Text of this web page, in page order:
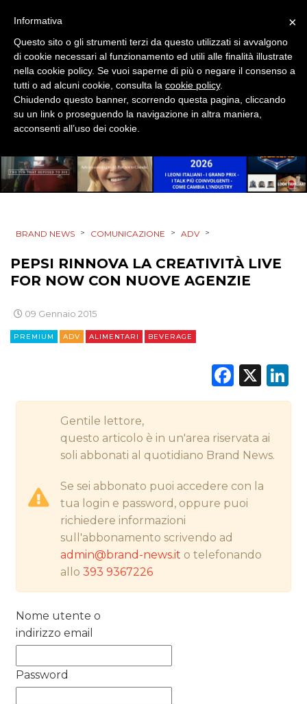
EVENTI
MOBILE
PROMOZIONI
PRODOTTI
STRATEGIE
CINEMA
ESTERNA
TV
RICERCHE
PREVISIONI/SCENARI
BRAND NEWS > COMUNICAZIONE > ADV >
PEPSI RINNOVA LA CREATIVITÀ LIVE
FOR NOW CON NUOVE AGENZIE
09 Gennaio 2015
PREMIUM ADV ALIMENTARI BEVERAGE
X
Gentile lettore,
questo articolo è in un'area riservata ai
soli abbonati al quotidiano Brand News.
Se sei abbonato puoi accedere con la
tua login e password, oppure puoi
richiedere informazioni
sull'abbonamento scrivendo ad
admin@brand-news.it o telefonando
allo393 9367226
Nome utente o
indirizzo email
Password
×
Informativa
Questo sito o gli strumenti terzi da questo utilizzati si avvalgono
di cookie necessari al funzionamento ed utili alle finalità illustrate
nella cookie policy. Se vuoi saperne di più o negare il consenso a
tutti o ad alcuni cookie, consulta la cookie policy.
Chiudendo questo banner, scorrendo questa pagina, cliccando
su un link o proseguendo la navigazione in altra maniera,
acconsenti all’uso dei cookie.